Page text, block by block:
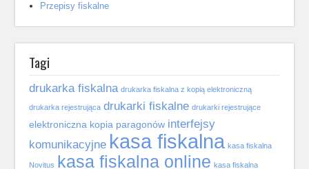
Przepisy fiskalne
Tagi
drukarka fiskalna drukarka fiskalna z kopią elektroniczną
drukarka rejestrująca drukarki fiskalne drukarki rejestrujące
elektroniczna kopia paragonów interfejsy
komunikacyjne kasa fiskalna kasa fiskalna
Novitus kasa fiskalna online kasa fiskalna